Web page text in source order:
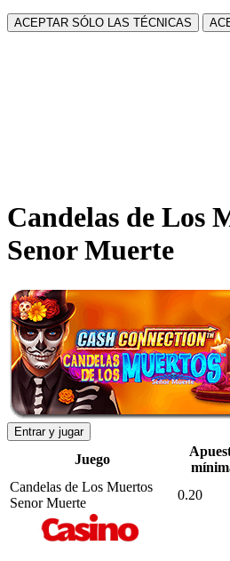
ACEPTAR SÓLO LAS TÉCNICAS
Candelas de Los
Senor Muerte
Entrar y jugar
Juego
Candelas de Los Muertos
Senor Muerte
0.20